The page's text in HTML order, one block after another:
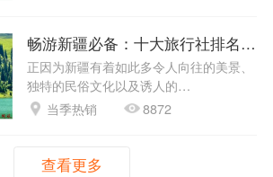
畅游新疆必备：十大旅行社排名及
正因为新疆有着如此多令人向往的美景、
独特的民俗文化以及诱人的…
当季热销
8872
查看更多